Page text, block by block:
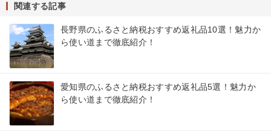
関連する記事
長野県のふるさと納税おすすめ返礼品10選！魅力か
ら使い道まで徹底紹介！
愛知県のふるさと納税おすすめ返礼品5選！魅力か
ら使い道まで徹底紹介！